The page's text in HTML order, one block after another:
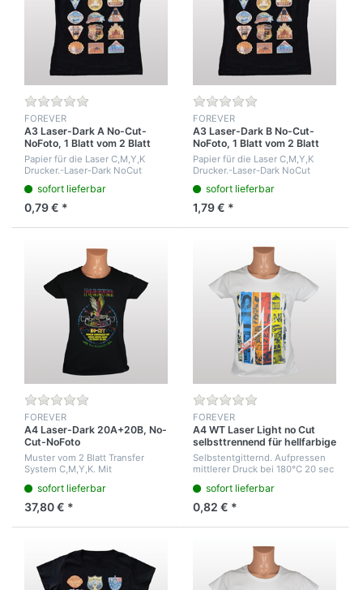
FOREVER
A3 Laser-Dark A No-Cut-
NoFoto, 1 Blatt vom 2 Blatt
C,M,Y,K Druck System
Papier für die Laser C,M,Y,K
Drucker.-Laser-Dark NoCut
NoFoto holt das Toner Image
von Schriften und Grafiken aus
dem Drucker. Magenta
Rückseitendruck.
sofort lieferbar
0,79 € *
FOREVER
A3 Laser-Dark B No-Cut-
NoFoto, 1 Blatt vom 2 Blatt
C,M,Y,K Druck System
Papier für die Laser C,M,Y,K
Drucker.-Laser-Dark NoCut
NoFoto holt das Toner Image
von Schriften und Grafiken aus
dem Drucker. Cyan
Rückseitendruck.
sofort lieferbar
1,79 € *
FOREVER
A4 Laser-Dark 20A+20B, No-
Cut-NoFoto
Muster vom 2 Blatt Transfer
System C,M,Y,K. Mit
entgitterten Druck auf farbige T-
Shirts. 30°C Waschen. Kein
Schleudern
sofort lieferbar
37,80 € *
FOREVER
A4 WT Laser Light no Cut
selbsttrennend für hellfarbige
T-Shirts
Selbstentgitternd. Aufpressen
mittlerer Druck bei 180°C 20 sec
Nachpressen maximaler Druck
30sek. Gute Feinwaschfestigkeit
bei 40°C
sofort lieferbar
0,82 € *